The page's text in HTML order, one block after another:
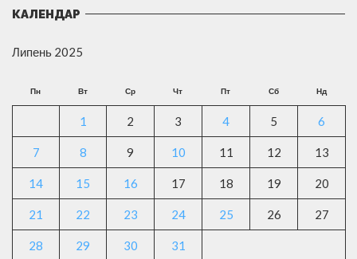
КАЛЕНДАР
Липень 2025
Пн Вт Ср Чт Пт Сб Нд
1 2 3 4 5 6
7 8 9 10 11 12 13
14 15 16 17 18 19 20
21 22 23 24 25 26 27
28 29 30 31